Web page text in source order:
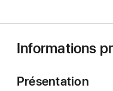
Informations
Présentation